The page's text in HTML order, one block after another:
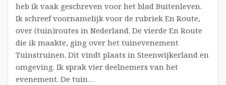
heb ik vaak geschreven voor het blad Buitenleven.
Ik schreef voornamelijk voor de rubriek En Route,
over (tuin)routes in Nederland. De vierde En Route
die ik maakte, ging over het tuinevenement
Tuinstruinen. Dit vindt plaats in Steenwijkerland en
omgeving. Ik sprak vier deelnemers van het
evenement. De tuin…